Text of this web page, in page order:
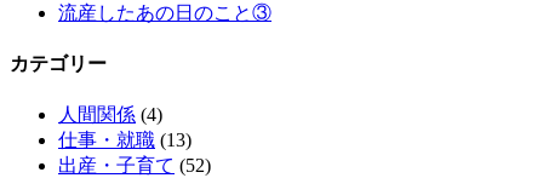
流産したあの日のこと③
カテゴリー
人間関係 (4)
仕事・就職 (13)
出産・子育て (52)